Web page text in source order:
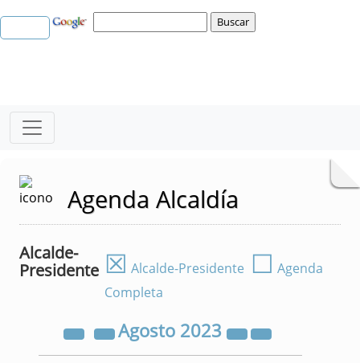
Agenda Alcaldía
Alcalde-
Presidente ☒ Alcalde-Presidente ☐ Agenda
Completa
Agosto 2023